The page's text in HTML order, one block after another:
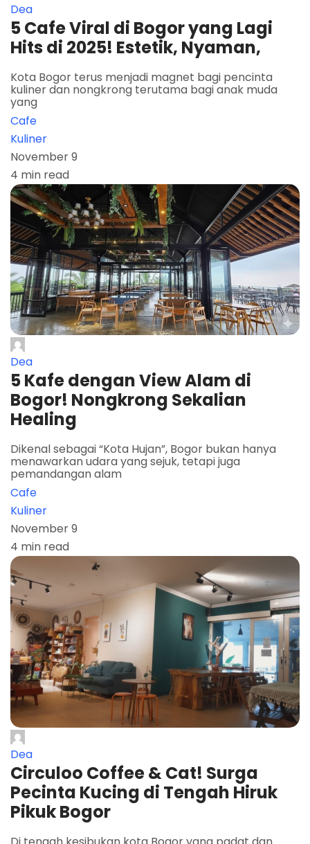
Dea
5 Cafe Viral di Bogor yang Lagi
Hits di 2025! Estetik, Nyaman,
Kota Bogor terus menjadi magnet bagi pencinta
kuliner dan nongkrong terutama bagi anak muda
yang
Cafe
Kuliner
November 9
4 min read
Dea
5 Kafe dengan View Alam di
Bogor! Nongkrong Sekalian
Healing
Dikenal sebagai “Kota Hujan”, Bogor bukan hanya
menawarkan udara yang sejuk, tetapi juga
pemandangan alam
Cafe
Kuliner
November 9
4 min read
Dea
Circuloo Coffee & Cat! Surga
Pecinta Kucing di Tengah Hiruk
Pikuk Bogor